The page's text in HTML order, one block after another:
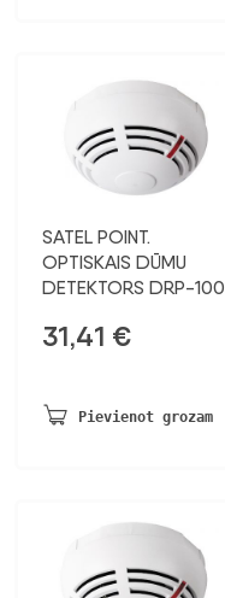
SATEL POINT.
OPTISKAIS DŪMU
DETEKTORS DRP-100
31,41 €
Pievienot grozam